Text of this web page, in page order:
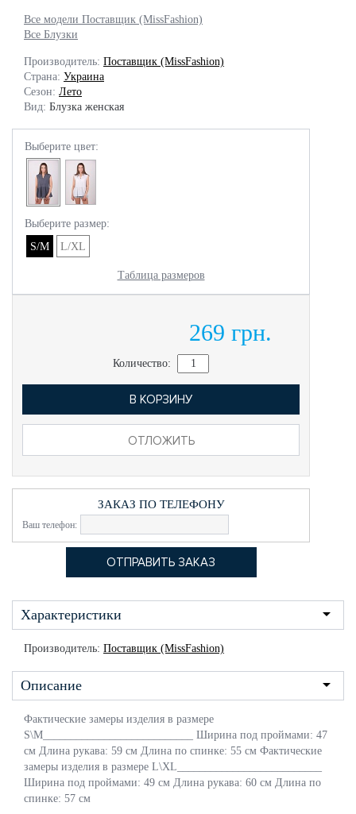
Все модели Поставщик (MissFashion)
Все Блузки
Производитель: Поставщик (MissFashion)
Страна: Украина
Сезон: Лето
Вид: Блузка женская
Выберите цвет:
Выберите размер:
S/M
L/XL
Таблица размеров
269 грн.
Количество:
В КОРЗИНУ
ОТЛОЖИТЬ
ЗАКАЗ ПО ТЕЛЕФОНУ
Ваш телефон:
Характеристики
Производитель: Поставщик (MissFashion)
Описание
Фактические замеры изделия в размере
S\M___________________________ Ширина под проймами: 47
см Длина рукава: 59 см Длина по спинке: 55 см Фактические
замеры изделия в размере L\XL__________________________
Ширина под проймами: 49 см Длина рукава: 60 см Длина по
спинке: 57 см